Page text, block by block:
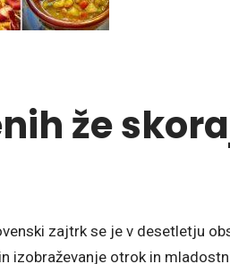
že
zajtrk se je v desetletju
izobraževanje otrok in